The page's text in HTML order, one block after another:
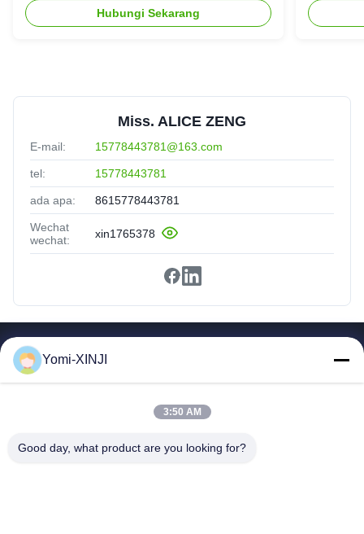
Hubungi Sekarang
Miss. ALICE ZENG
E-mail: 15778443781@163.com
tel: 15778443781
ada apa: 8615778443781
Wechat
wechat:
xin1765378
Rumah
Tentang Kita
Tur Pabrik
Yomi-XINJI
3:50 AM
Good day, what product are you looking for?